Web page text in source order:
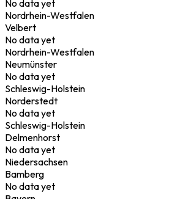
No data yet
Nordrhein-Westfalen
Velbert
No data yet
Nordrhein-Westfalen
Neumünster
No data yet
Schleswig-Holstein
Norderstedt
No data yet
Schleswig-Holstein
Delmenhorst
No data yet
Niedersachsen
Bamberg
No data yet